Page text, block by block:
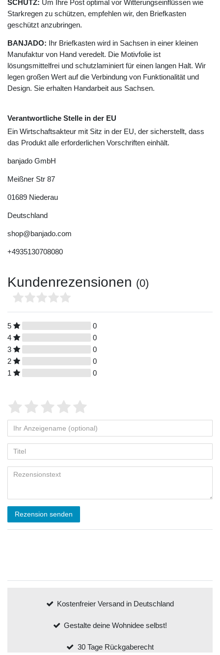
SCHUTZ: Um Ihre Post optimal vor Witterungseinflüssen wie
Starkregen zu schützen, empfehlen wir, den Briefkasten
geschützt anzubringen.
BANJADO: Ihr Briefkasten wird in Sachsen in einer kleinen
Manufaktur von Hand veredelt. Die Motivfolie ist
lösungsmittelfrei und schutzlaminiert für einen langen Halt. Wir
legen großen Wert auf die Verbindung von Funktionalität und
Design. Sie erhalten Handarbeit aus Sachsen.
Verantwortliche Stelle in der EU
Ein Wirtschaftsakteur mit Sitz in der EU, der sicherstellt, dass
das Produkt alle erforderlichen Vorschriften einhält.
banjado GmbH
Meißner Str 87
01689 Niederau
Deutschland
shop@banjado.com
+4935130708080
Kundenrezensionen (0)
5
0
4
0
3
0
2
0
1
0
Rezension senden
Kostenfreier Versand in Deutschland
Gestalte deine Wohnidee selbst!
30 Tage Rückgaberecht